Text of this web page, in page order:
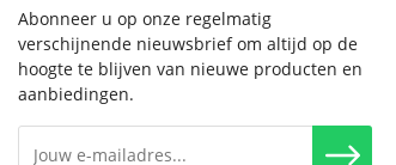
Abonneer u op onze regelmatig
verschijnende nieuwsbrief om altijd op de
hoogte te blijven van nieuwe producten en
aanbiedingen.